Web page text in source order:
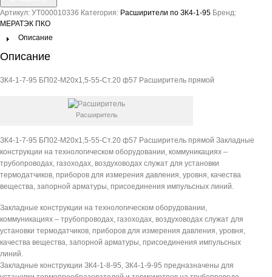
ЗК4-
1-
7-
95
М20х1,5-
Ст.20
Артикул: УТ000010336 Категория: Расширители по ЗК4-1-95 Бренд:
МЕРАТЭК ПКО
Описание
Описание
ЗК4-1-7-95 БП02-М20х1,5-55-Ст.20 ф57 Расширитель прямой
Расширитель
ЗК4-1-7-95 БП02-М20х1,5-55-Ст.20 ф57 Расширитель прямой Закладные
конструкции на технологическом оборудовании, коммуникациях –
трубопроводах, газоходах, воздуховодах служат для установки
термодатчиков, приборов для измерения давления, уровня, качества
вещества, запорной арматуры, присоединения импульсных линий.
Закладные конструкции на технологическом оборудовании,
коммуникациях – трубопроводах, газоходах, воздуховодах служат для
установки термодатчиков, приборов для измерения давления, уровня,
качества вещества, запорной арматуры, присоединения импульсных
линий.
Закладные конструкции ЗК4-1-8-95, ЗК4-1-9-95 предназначены для